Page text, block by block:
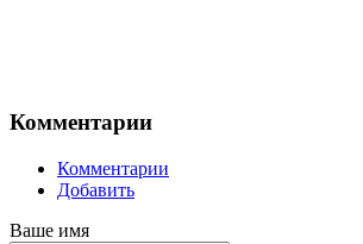
Комментарии
Комментарии
Добавить
Ваше имя